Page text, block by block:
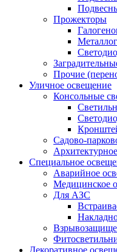
Прожекторы
Прочие
Уличное освещение
Консольные
Садово-
Специальное
Аварийное
Медицинское
Для АЗС
Декоративное